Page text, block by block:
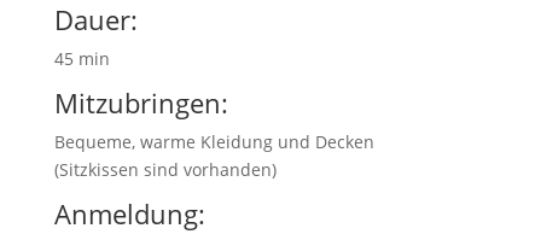
Dauer:
45 min
Mitzubringen:
Bequeme, warme Kleidung und Decken
(Sitzkissen sind vorhanden)
Anmeldung: